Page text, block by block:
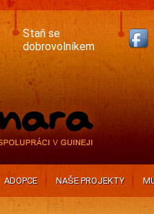
Staň se
dobrovolníkem
ADOPCE NAŠE PROJEKTY